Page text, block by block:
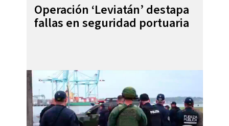
Operación ‘Leviatán’ destapa
fallas en seguridad portuaria